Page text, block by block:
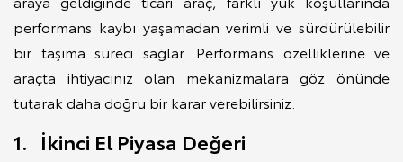
performans kaybı yaşamadan verimli ve sürdürülebilir
bir taşıma süreci sağlar. Performans özelliklerine ve
araçta ihtiyacınız olan mekanizmalara göz önünde
tutarak daha doğru bir karar verebilirsiniz.
1. İkinci El Piyasa Değeri